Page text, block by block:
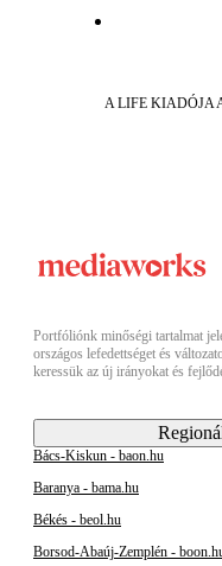
A LIFE KIADÓJA
Portfóliónk minőségi tartalmat
országos lefedettséget és
keressük az új irányokat és
Bács-Kiskun - baon.hu
Baranya - bama.hu
Békés - beol.hu
Borsod-Abaúj-Zemplén -